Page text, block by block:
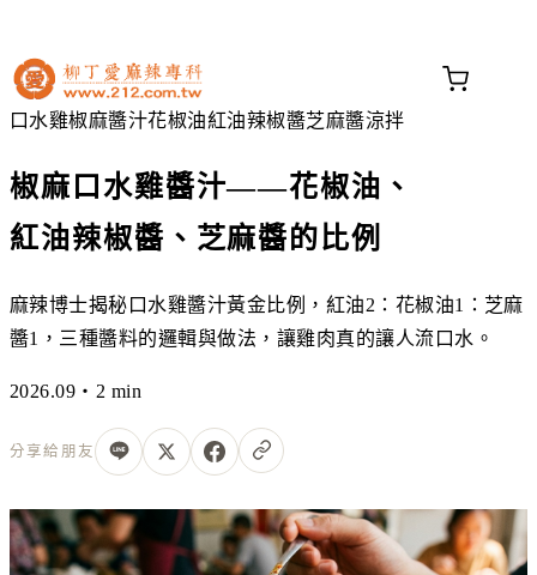
口水雞椒麻醬汁花椒油紅油辣椒醬芝麻醬涼拌
椒麻口水雞醬汁——花椒油、
紅油辣椒醬、芝麻醬的比例
麻辣博士揭秘口水雞醬汁黃金比例，紅油2：花椒油1：芝麻
醬1，三種醬料的邏輯與做法，讓雞肉真的讓人流口水。
2026.09・2 min
分享給朋友